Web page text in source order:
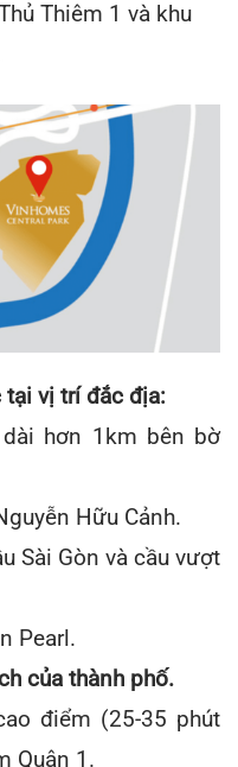
Thiêm 1 và khu
tại vị trí đắc địa:
hơn 1km bên bờ
Hữu Cảnh.
Sài Gòn và cầu vượt
Pearl.
của thành phố.
điểm (25-35 phút
Quận 1.